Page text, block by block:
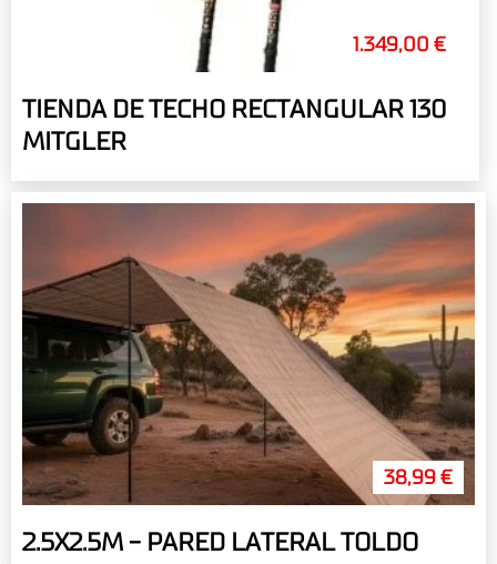
1.349,00 €
TIENDA DE TECHO RECTANGULAR 130
MITGLER
38,99 €
2.5X2.5M - PARED LATERAL TOLDO